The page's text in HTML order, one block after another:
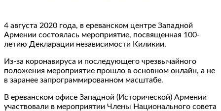
4 августа 2020 года, в ереванском центре Западной
Армении состоялась мероприятие, посвященная 100-
летию Декларации независимости Киликии.
Из-за коронавируса и последующего чрезвычайного
положения мероприятие прошло в основном онлайн, а не
в заранее запрограммированном масштабе.
В ереванском офисе Западной (Исторической) Армении
участвовали в мероприятии Члены Национального совета